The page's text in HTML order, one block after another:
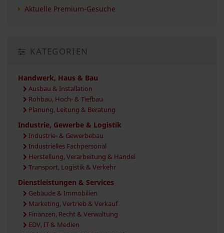
Aktuelle Premium-Gesuche
KATEGORIEN
Handwerk, Haus & Bau
Ausbau & Installation
Rohbau, Hoch- & Tiefbau
Planung, Leitung & Beratung
Industrie, Gewerbe & Logistik
Industrie- & Gewerbebau
Industrielles Fachpersonal
Herstellung, Verarbeitung & Handel
Transport, Logistik & Verkehr
Dienstleistungen & Services
Gebäude & Immobilien
Marketing, Vertrieb & Verkauf
Finanzen, Recht & Verwaltung
EDV, IT & Medien